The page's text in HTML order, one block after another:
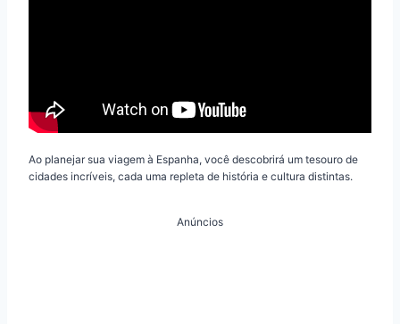
Ao planejar sua viagem à Espanha, você descobrirá um tesouro de
cidades incríveis, cada uma repleta de história e cultura distintas.
Anúncios